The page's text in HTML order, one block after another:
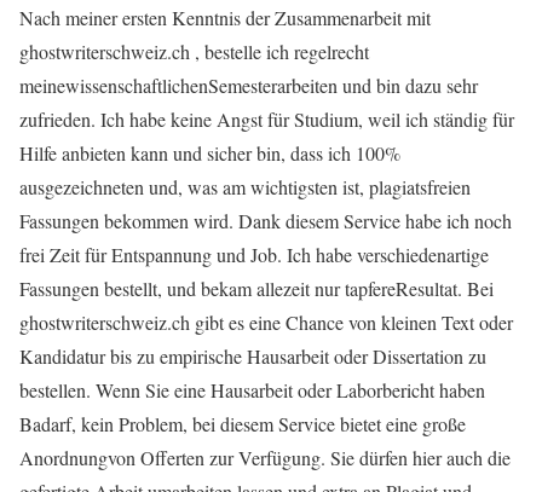
Nach meiner ersten Kenntnis der Zusammenarbeit mit
ghostwriterschweiz.ch , bestelle ich regelrecht
meinewissenschaftlichenSemesterarbeiten und bin dazu sehr
zufrieden. Ich habe keine Angst für Studium, weil ich ständig für
Hilfe anbieten kann und sicher bin, dass ich 100%
ausgezeichneten und, was am wichtigsten ist, plagiatsfreien
Fassungen bekommen wird. Dank diesem Service habe ich noch
frei Zeit für Entspannung und Job. Ich habe verschiedenartige
Fassungen bestellt, und bekam allezeit nur tapfereResultat. Bei
ghostwriterschweiz.ch gibt es eine Chance von kleinen Text oder
Kandidatur bis zu empirische Hausarbeit oder Dissertation zu
bestellen. Wenn Sie eine Hausarbeit oder Laborbericht haben
Badarf, kein Problem, bei diesem Service bietet eine große
Anordnungvon Offerten zur Verfügung. Sie dürfen hier auch die